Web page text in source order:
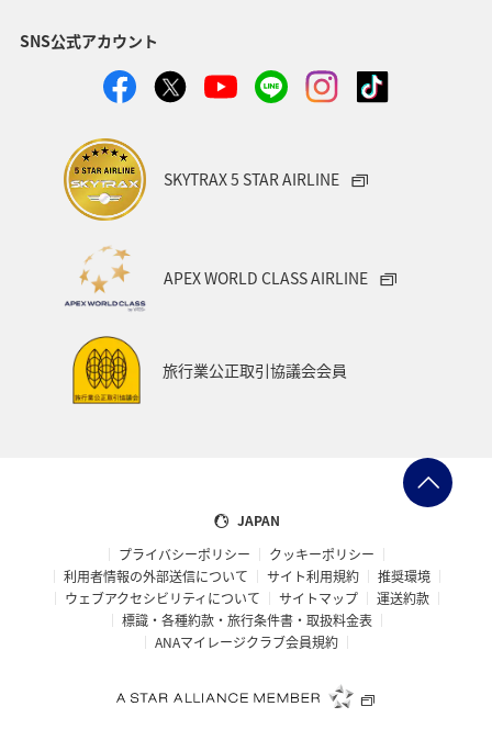
SNS公式アカウント
SKYTRAX 5 STAR AIRLINE
APEX WORLD CLASS AIRLINE
旅行業公正取引協議会会員
JAPAN
プライバシーポリシー
クッキーポリシー
利用者情報の外部送信について
サイト利用規約
推奨環境
ウェブアクセシビリティについて
サイトマップ
運送約款
標識・各種約款・旅行条件書・取扱料金表
ANAマイレージクラブ会員規約